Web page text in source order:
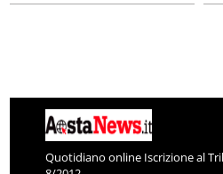
Quotidiano online Iscrizione al